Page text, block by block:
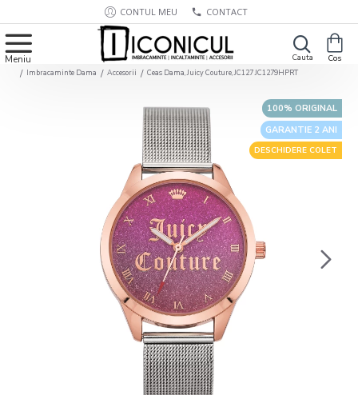
CONTUL MEU CONTACT
Imbracaminte Dama Accesorii Ceas Dama, Juicy Couture, JC127 JC1279HPRT
GARANTIE 2 ANI
100% ORIGINAL
DESCHIDERE COLET